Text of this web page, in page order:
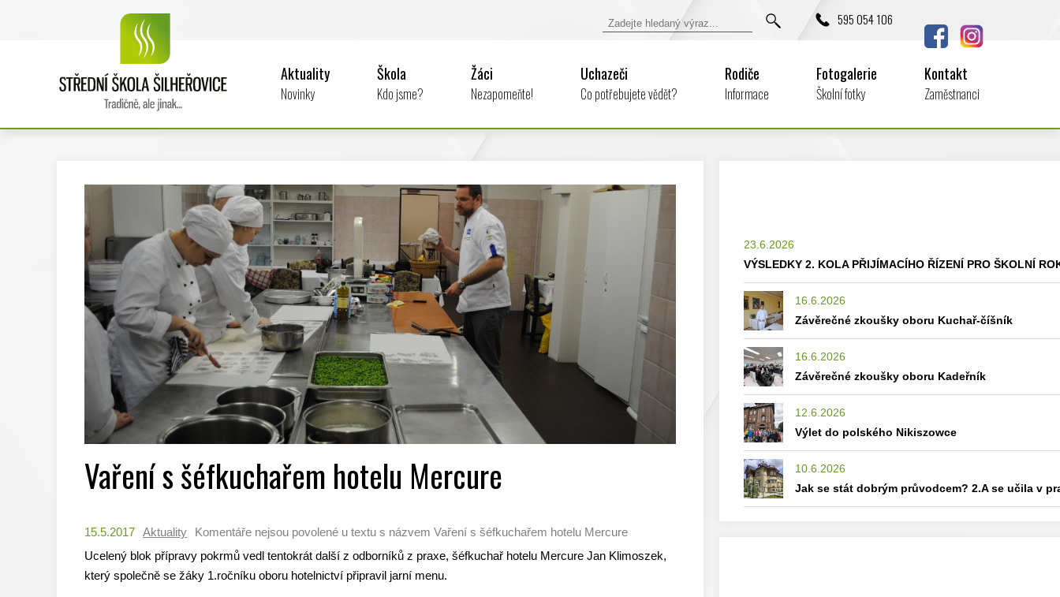
595 054 106
Aktuality
Novinky
Škola
Kdo jsme?
Žáci
Nezapomeňte!
Uchazeči
Co potřebujete vědět?
Rodiče
Informace
Fotogalerie
Školní fotky
Kontakt
Zaměstnanci
Vaření s šéfkuchařem hotelu Mercure
15.5.2017 Aktuality Komentáře nejsou povolené u textu s názvem Vaření s šéfkuchařem hotelu Mercure
Ucelený blok přípravy pokrmů vedl tentokrát další z odborníků z praxe, šéfkuchař hotelu Mercure Jan Klimoszek,
který společně se žáky 1.ročníku oboru hotelnictví připravil jarní menu.
23.6.2026
VÝSLEDKY 2. KOLA PŘIJÍMACÍHO ŘÍZENÍ PRO ŠKOLNÍ
16.6.2026
Závěrečné zkoušky oboru Kuchař-číšník
16.6.2026
Závěrečné zkoušky oboru Kadeřník
12.6.2026
Výlet do polského Nikiszowce
10.6.2026
Jak se stát dobrým průvodcem? 2.A se učila v